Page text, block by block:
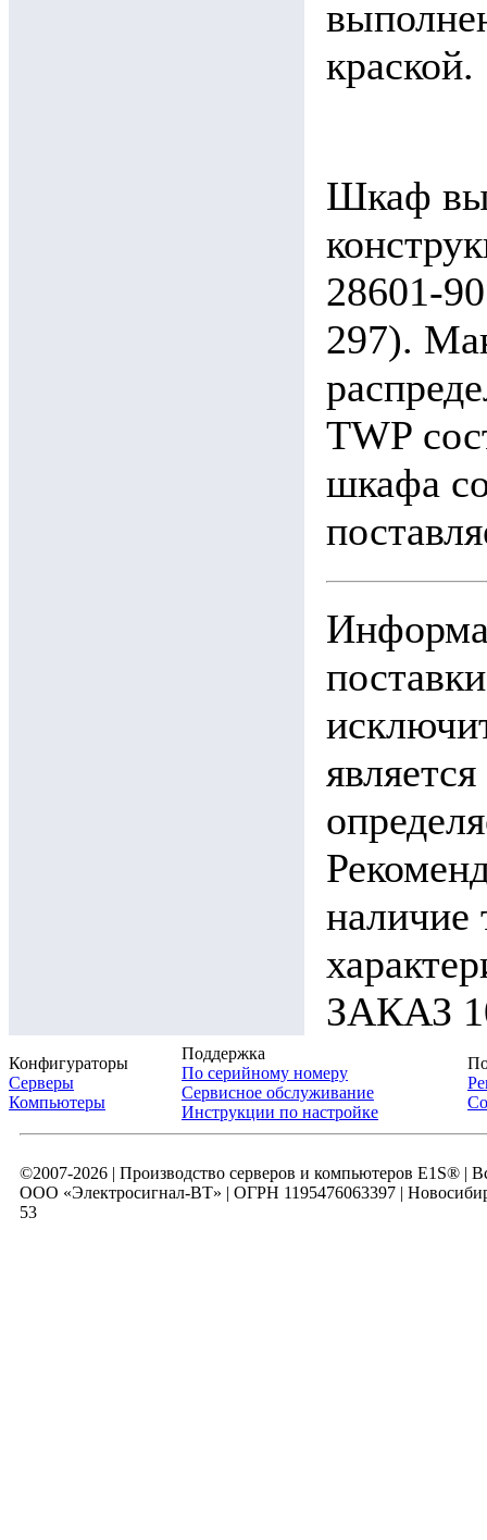
краской.
Шкаф
28601-
297).
TWP
шкафа
наличие
ЗАКАЗ
Конфигураторы
Серверы
Компьютеры
Поддержка
По серийному номеру
Сервисное обслуживание
Инструкции по настройке
©2007-2026 | Производство серверов и компьютеров E1S® |
ООО «Электросигнал-ВТ» | ОГРН 1195476063397 |
53